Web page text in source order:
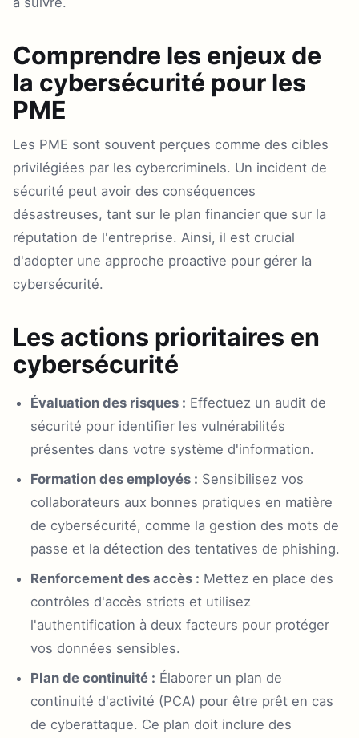
Comprendre les enjeux de
la cybersécurité pour les
PME
Les PME sont souvent perçues comme des cibles
privilégiées par les cybercriminels. Un incident de
sécurité peut avoir des conséquences
désastreuses, tant sur le plan financier que sur la
réputation de l'entreprise. Ainsi, il est crucial
d'adopter une approche proactive pour gérer la
cybersécurité.
Les actions prioritaires en
cybersécurité
Évaluation des risques : Effectuez un audit de
sécurité pour identifier les vulnérabilités
présentes dans votre système d'information.
Formation des employés : Sensibilisez vos
collaborateurs aux bonnes pratiques en matière
de cybersécurité, comme la gestion des mots de
passe et la détection des tentatives de phishing.
Renforcement des accès : Mettez en place des
contrôles d'accès stricts et utilisez
l'authentification à deux facteurs pour protéger
vos données sensibles.
Plan de continuité : Élaborer un plan de
continuité d'activité (PCA) pour être prêt en cas
de cyberattaque. Ce plan doit inclure des